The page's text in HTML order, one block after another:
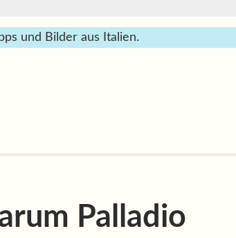
und Bilder aus Italien.
Palladio